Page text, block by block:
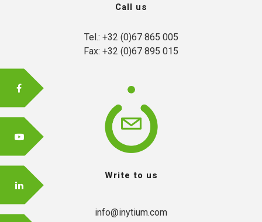
Call us
Tel.: +32 (0)67 865 005
Fax: +32 (0)67 895 015
Write to us
info@inytium.com